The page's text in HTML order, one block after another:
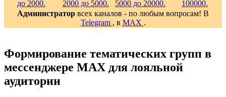
Администратор всех каналов - по любым вопросам! В
Telegram , в MAX .
Формирование тематических групп в
мессенджере MAX для лояльной
аудитории